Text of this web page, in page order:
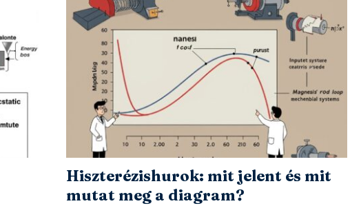
Hiszterézishurok: mit jelent és mit
mutat meg a diagram?